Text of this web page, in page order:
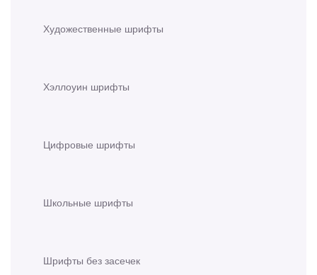
Художественные шрифты
Хэллоуин шрифты
Цифровые шрифты
Школьные шрифты
Шрифты без засечек